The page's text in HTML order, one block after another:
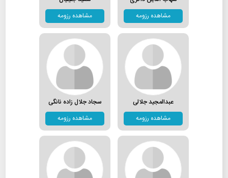
مشاهده رزومه
مشاهده رزومه
عبدالمجید جلالی
مشاهده رزومه
سجاد جلال زاده نانگی
مشاهده رزومه